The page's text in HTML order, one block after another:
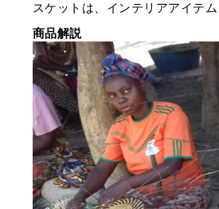
スケットは、インテリアアイテ
商品解説